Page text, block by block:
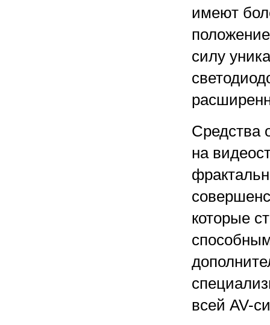
имеют
силу
Средства
на
которые
всей AV-